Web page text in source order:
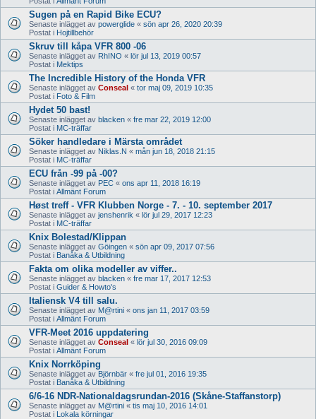
Sugen på en Rapid Bike ECU?
Senaste inlägget av powerglide « sön apr 26, 2020 20:39
Postat i Hojtillbehör
Skruv till kåpa VFR 800 -06
Senaste inlägget av RhINO « lör jul 13, 2019 00:57
Postat i Mektips
The Incredible History of the Honda VFR
Senaste inlägget av Conseal « tor maj 09, 2019 10:35
Postat i Foto & Film
Hydet 50 bast!
Senaste inlägget av blacken « fre mar 22, 2019 12:00
Postat i MC-träffar
Söker handledare i Märsta området
Senaste inlägget av Niklas.N « mån jun 18, 2018 21:15
Postat i MC-träffar
ECU från -99 på -00?
Senaste inlägget av PEC « ons apr 11, 2018 16:19
Postat i Allmänt Forum
Høst treff - VFR Klubben Norge - 7. - 10. september 2017
Senaste inlägget av jenshenrik « lör jul 29, 2017 12:23
Postat i MC-träffar
Knix Bolestad/Klippan
Senaste inlägget av Göingen « sön apr 09, 2017 07:56
Postat i Banåka & Utbildning
Fakta om olika modeller av viffer..
Senaste inlägget av blacken « fre mar 17, 2017 12:53
Postat i Guider & Howto's
Italiensk V4 till salu.
Senaste inlägget av M@rtini « ons jan 11, 2017 03:59
Postat i Allmänt Forum
VFR-Meet 2016 uppdatering
Senaste inlägget av Conseal « lör jul 30, 2016 09:09
Postat i Allmänt Forum
Knix Norrköping
Senaste inlägget av Björnbär « fre jul 01, 2016 19:35
Postat i Banåka & Utbildning
6/6-16 NDR-Nationaldagsrundan-2016 (Skåne-Staffanstorp)
Senaste inlägget av M@rtini « tis maj 10, 2016 14:01
Postat i Lokala körningar